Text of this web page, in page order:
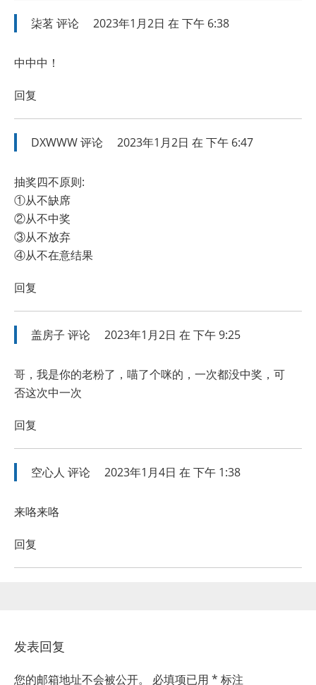
柒茗评论 2023年1月2日 在 下午 6:38
中中中！
回复
DXWWW评论 2023年1月2日 在 下午 6:47
抽奖四不原则:
①从不缺席
②从不中奖
③从不放弃
④从不在意结果
回复
盖房子 评论 2023年1月2日 在 下午 9:25
哥，我是你的老粉了，喵了个咪的，一次都没中奖，可
否这次中一次
回复
空心人 评论 2023年1月4日 在 下午 1:38
来咯来咯
回复
发表回复
您的邮箱地址不会被公开。 必填项已用 * 标注